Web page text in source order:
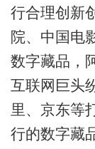
行合理创新
院、中国电
数字藏品，
互联网巨头
里、京东等
行的数字藏